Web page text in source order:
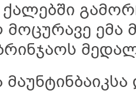
ემა